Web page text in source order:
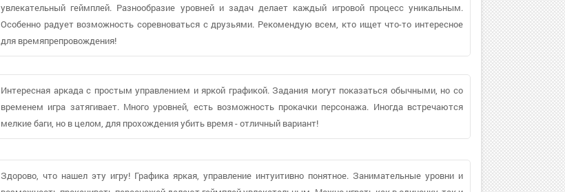
увлекательный геймплей. Разнообразие уровней и задач делает каждый игровой процесс уникальным.
Особенно радует возможность соревноваться с друзьями. Рекомендую всем, кто ищет что-то интересное
для времяпрепровождения!
Интересная аркада с простым управлением и яркой графикой. Задания могут показаться обычными, но со
временем игра затягивает. Много уровней, есть возможность прокачки персонажа. Иногда встречаются
мелкие баги, но в целом, для прохождения убить время - отличный вариант!
Здорово, что нашел эту игру! Графика яркая, управление интуитивно понятное. Занимательные уровни и